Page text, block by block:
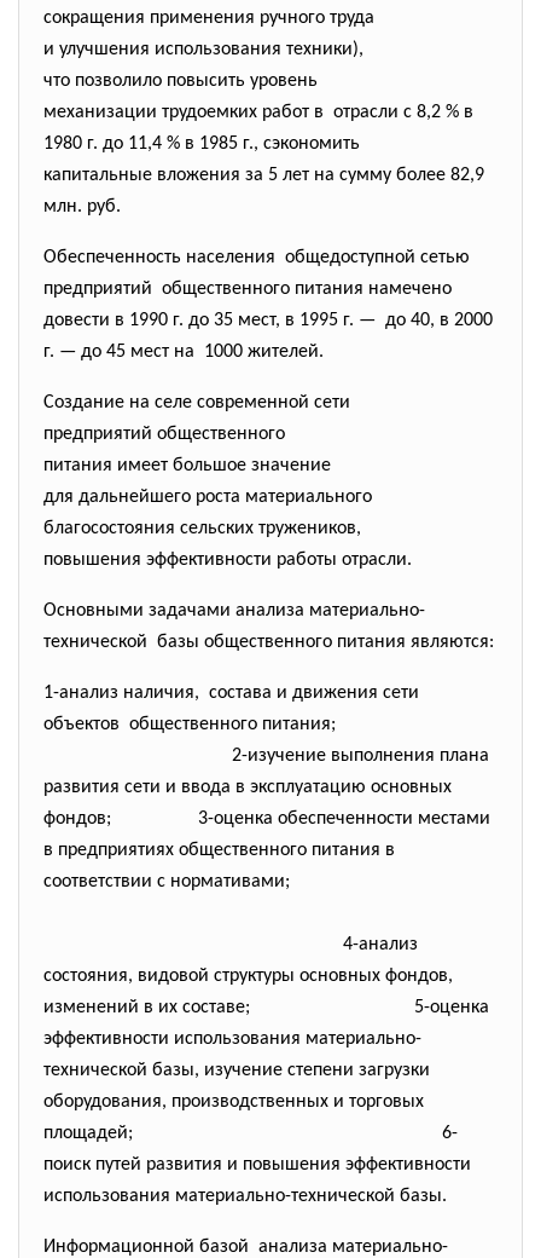
сокращения применения ручного труда
и улучшения использования техники),
что позволило повысить уровень
механизации трудоемких работ в отрасли с 8,2 % в
1980 г. до 11,4 % в 1985 г., сэкономить
капитальные вложения за 5 лет на сумму более 82,9
млн. руб.
Обеспеченность населения общедоступной сетью
предприятий общественного питания намечено
довести в 1990 г. до 35 мест, в 1995 г. — до 40, в 2000
г. — до 45 мест на 1000 жителей.
Создание на селе современной сети
предприятий общественного
питания имеет большое значение
для дальнейшего роста материального
благосостояния сельских тружеников,
повышения эффективности работы отрасли.
Основными задачами анализа материально-
технической базы общественного питания являются:
1-анализ наличия, состава и движения сети
объектов общественного питания;
2-изучение выполнения плана
развития сети и ввода в эксплуатацию основных
фондов; 3-оценка обеспеченности местами
в предприятиях общественного питания в
соответствии с нормативами;
4-анализ
состояния, видовой структуры основных фондов,
изменений в их составе;
5-оценка
эффективности использования материально-
технической базы, изучение степени загрузки
оборудования, производственных и торговых
площадей;
6-
поиск путей развития и повышения эффективности
использования материально-технической базы.
Информационной базой анализа материально-